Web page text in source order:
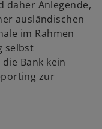
daher Anlegende,
ausländischen
im Rahmen
selbst
Bank kein
zur